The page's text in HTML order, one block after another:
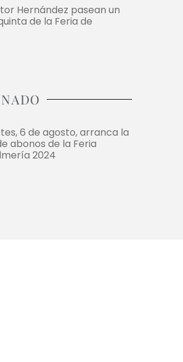
Hernández pasean un
de la Feria de
6 de agosto, arranca la
abonos de la Feria
2024